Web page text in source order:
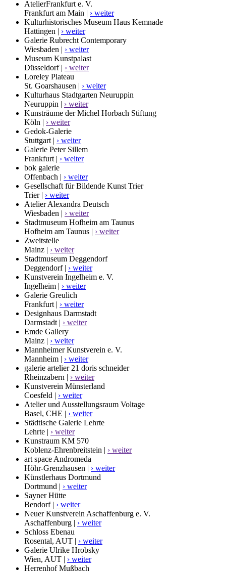
AtelierFrankfurt e. V.
Frankfurt am Main | › weiter
Kulturhistorisches Museum Haus Kemnade
Hattingen | › weiter
Galerie Rubrecht Contemporary
Wiesbaden | › weiter
Museum Kunstpalast
Düsseldorf | › weiter
Loreley Plateau
St. Goarshausen | › weiter
Kulturhaus Stadtgarten Neuruppin
Neuruppin | › weiter
Kunsträume der Michel Horbach Stiftung
Köln | › weiter
Gedok-Galerie
Stuttgart | › weiter
Galerie Peter Sillem
Frankfurt | › weiter
bok galerie
Offenbach | › weiter
Gesellschaft für Bildende Kunst Trier
Trier | › weiter
Atelier Alexandra Deutsch
Wiesbaden | › weiter
Stadtmuseum Hofheim am Taunus
Hofheim am Taunus | › weiter
Zweitstelle
Mainz | › weiter
Stadtmuseum Deggendorf
Deggendorf | › weiter
Kunstverein Ingelheim e. V.
Ingelheim | › weiter
Galerie Greulich
Frankfurt | › weiter
Designhaus Darmstadt
Darmstadt | › weiter
Emde Gallery
Mainz | › weiter
Mannheimer Kunstverein e. V.
Mannheim | › weiter
galerie artelier 21 doris schneider
Rheinzabern | › weiter
Kunstverein Münsterland
Coesfeld | › weiter
Atelier und Ausstellungsraum Voltage
Basel, CHE | › weiter
Städtische Galerie Lehrte
Lehrte | › weiter
Kunstraum KM 570
Koblenz-Ehrenbreitstein | › weiter
art space Andromeda
Höhr-Grenzhausen | › weiter
Künstlerhaus Dortmund
Dortmund | › weiter
Sayner Hütte
Bendorf | › weiter
Neuer Kunstverein Aschaffenburg e. V.
Aschaffenburg | › weiter
Schloss Ebenau
Rosental, AUT | › weiter
Galerie Ulrike Hrobsky
Wien, AUT | › weiter
Herrenhof Mußbach